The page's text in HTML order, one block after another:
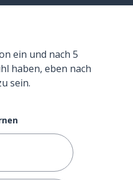
ein und nach 5
haben, eben nach
sein.